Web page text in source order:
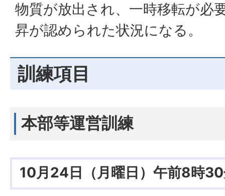
物質が放出され、一時移転が必
昇が認められた状況になる。
訓練項目
本部等運営訓練
10月24日（月曜日）午前8時